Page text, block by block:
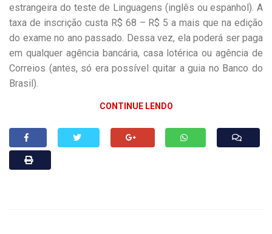
estrangeira do teste de Linguagens (inglês ou espanhol). A
taxa de inscrição custa R$ 68 – R$ 5 a mais que na edição
do exame no ano passado. Dessa vez, ela poderá ser paga
em qualquer agência bancária, casa lotérica ou agência de
Correios (antes, só era possível quitar a guia no Banco do
Brasil).
CONTINUE LENDO